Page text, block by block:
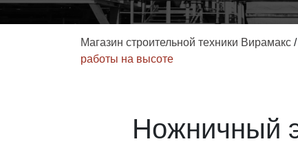
Магазин строительной техники Вирамакс /
работы на высоте
Ножничный